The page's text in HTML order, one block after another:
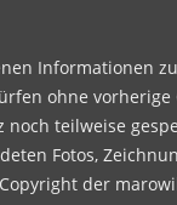
Informationen
ohne vorherige
teilweise
Fotos,
der